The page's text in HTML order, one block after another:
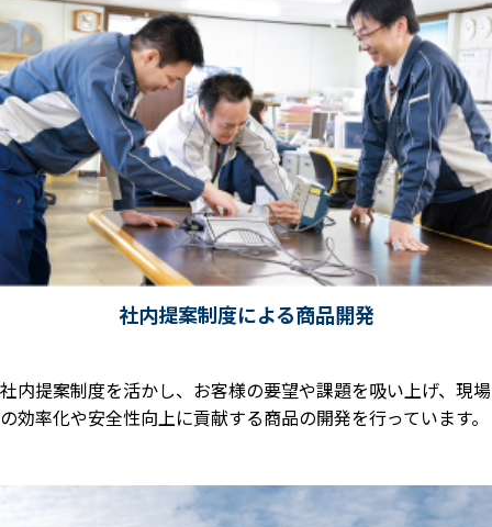
社内提案制度による商品開発
社内提案制度を活かし、お客様の要望や課題を吸い上げ、現場
の効率化や安全性向上に貢献する商品の開発を行っています。